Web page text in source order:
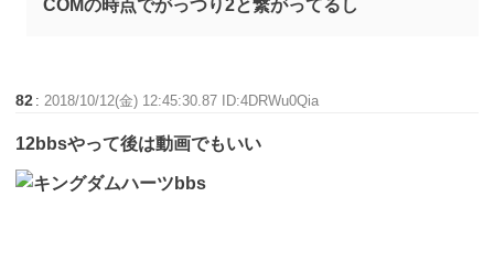
COMの時点でがっつり2と繋がってるし
82 : 2018/10/12(金) 12:45:30.87 ID:4DRWu0Qia
12bbsやって後は動画でもいい